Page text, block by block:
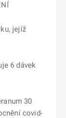
jejíž
6 dávek
30
covid-